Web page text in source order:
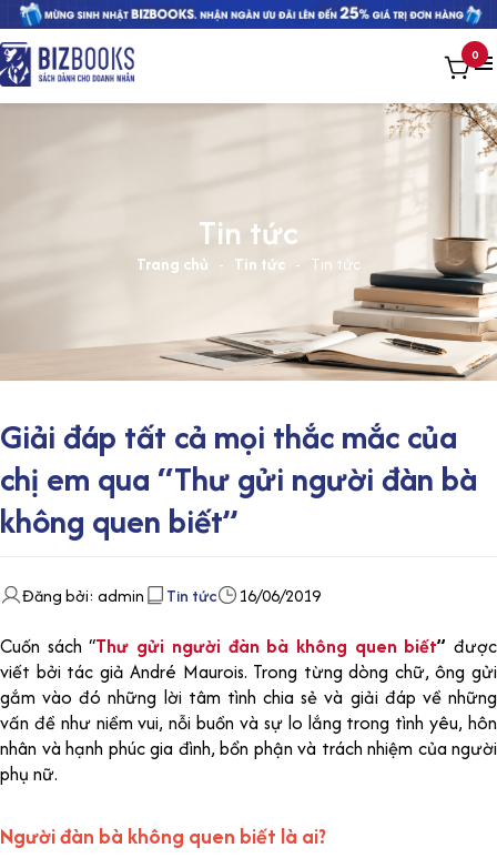
0
Tin tức
Trang chủ - Tin tức - Tin tức
Giải đáp tất cả mọi thắc mắc của
chị em qua “Thư gửi người đàn bà
không quen biết”
Đăng bởi: admin Tin tức 16/06/2019
Cuốn sách “Thư gửi người đàn bà không quen biết” được
viết bởi tác giả André Maurois. Trong từng dòng chữ, ông gửi
gắm vào đó những lời tâm tình chia sẻ và giải đáp về những
vấn đề như niềm vui, nỗi buồn và sự lo lắng trong tình yêu, hôn
nhân và hạnh phúc gia đình, bổn phận và trách nhiệm của người
phụ nữ.
Người đàn bà không quen biết là ai?